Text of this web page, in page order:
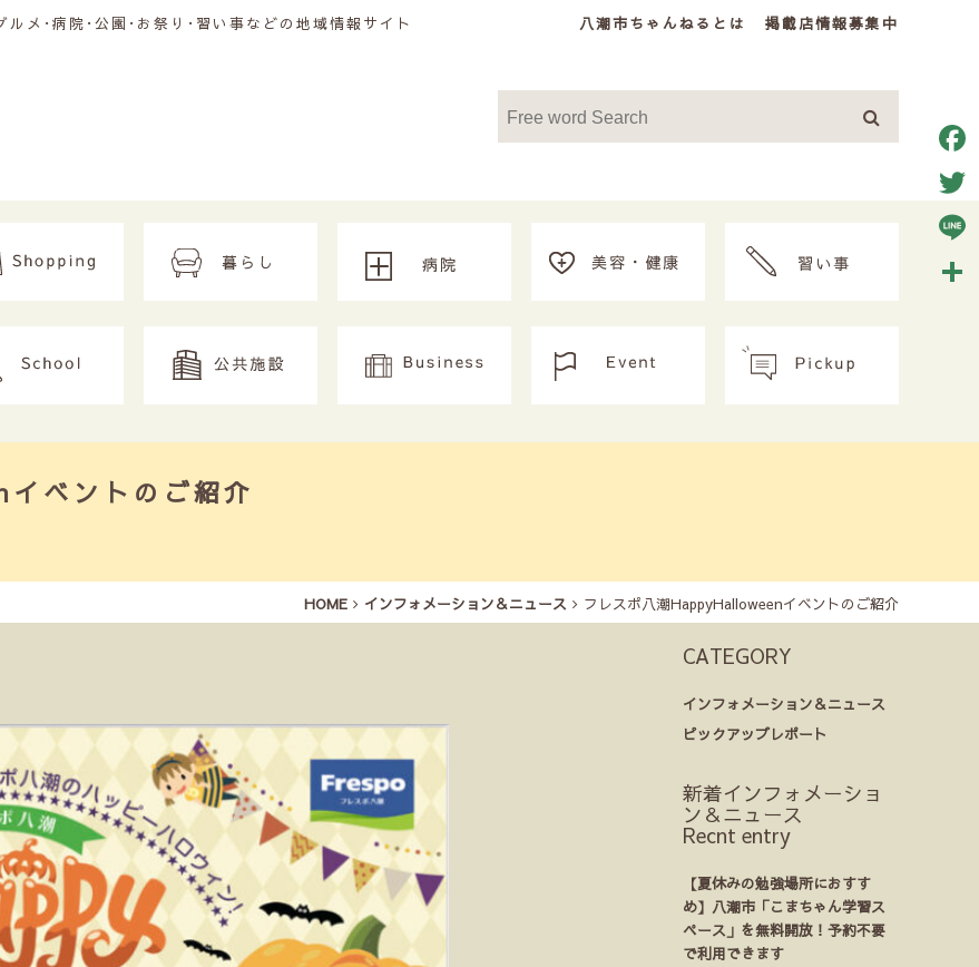
八潮市ちゃんねるとは 掲載店情報募集中
メ･病院･公園･お祭り･習い事などの地域情報サイト
ベントのご紹介
HOME インフォメーション＆ニュース フレスポ八潮HappyHalloweenイベントのご紹介
CATEGORY
インフォメーション＆ニュース
ピックアップレポート
新着インフォメーショ
ン＆ニュース
Recnt entry
【夏休みの勉強場所におすす
め】八潮市「こまちゃん学習ス
ペース」を無料開放！予約不要
で利用できます
Line